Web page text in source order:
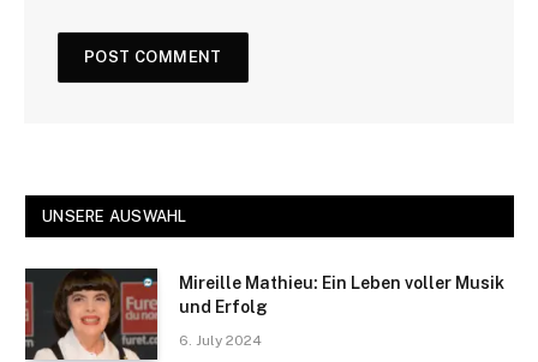
UNSERE AUSWAHL
Mireille Mathieu: Ein Leben voller Musik
und Erfolg
6. July 2024